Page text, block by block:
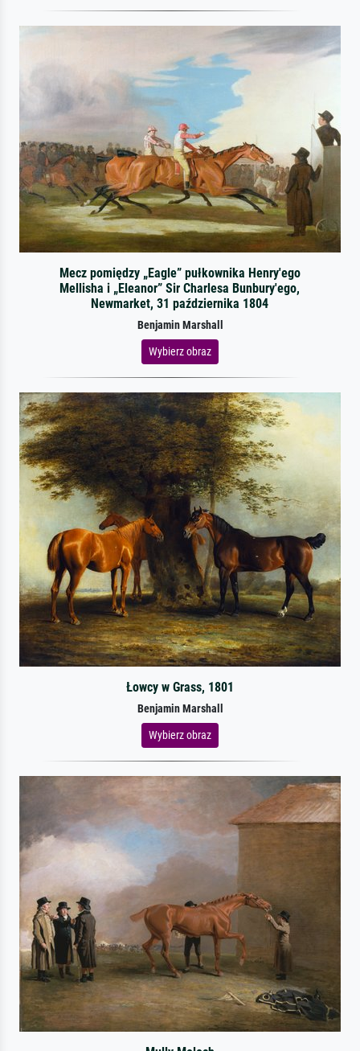
Mecz pomiędzy „Eagle” pułkownika Henry'ego
Mellisha i „Eleanor” Sir Charlesa Bunbury'ego,
Newmarket, 31 października 1804
Benjamin Marshall
Wybierz obraz
Łowcy w Grass, 1801
Benjamin Marshall
Wybierz obraz